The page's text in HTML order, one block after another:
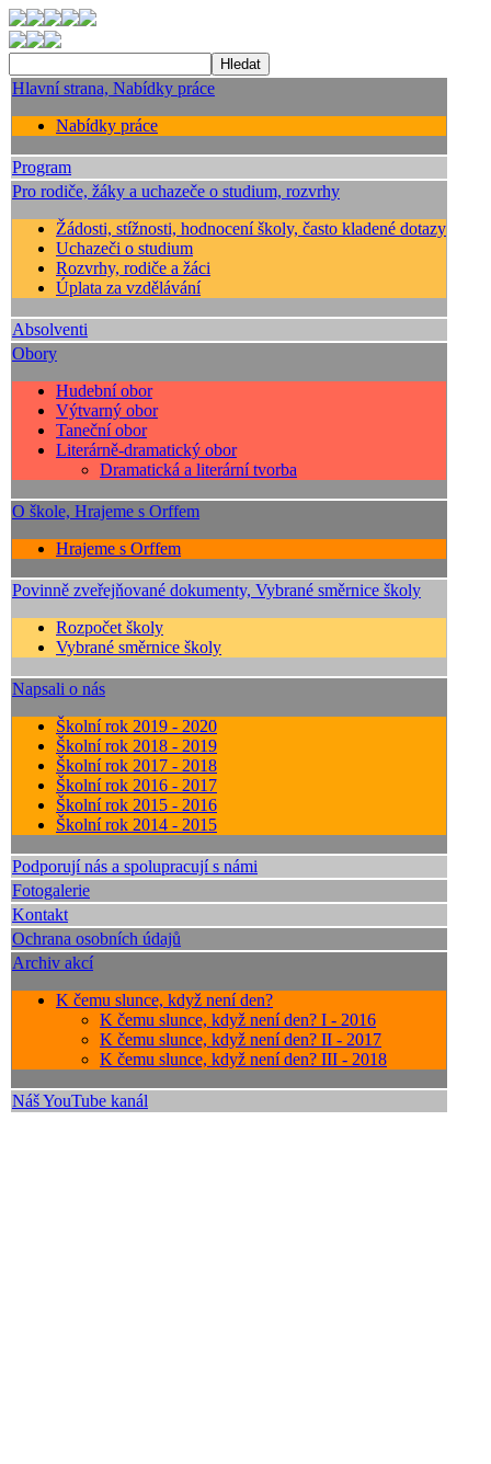
Hlavní strana, Nabídky práce
Nabídky práce
Program
Pro rodiče, žáky a uchazeče o studium, rozvrhy
Žádosti, stížnosti, hodnocení školy, často kladené dotazy
Uchazeči o studium
Rozvrhy, rodiče a žáci
Úplata za vzdělávání
Absolventi
Obory
Hudební obor
Výtvarný obor
Taneční obor
Literárně-dramatický obor
Dramatická a literární tvorba
O škole, Hrajeme s Orffem
Hrajeme s Orffem
Povinně zveřejňované dokumenty, Vybrané směrnice školy
Rozpočet školy
Vybrané směrnice školy
Napsali o nás
Školní rok 2019 - 2020
Školní rok 2018 - 2019
Školní rok 2017 - 2018
Školní rok 2016 - 2017
Školní rok 2015 - 2016
Školní rok 2014 - 2015
Podporují nás a spolupracují s námi
Fotogalerie
Kontakt
Ochrana osobních údajů
Archiv akcí
K čemu slunce, když není den?
K čemu slunce, když není den? I - 2016
K čemu slunce, když není den? II - 2017
K čemu slunce, když není den? III - 2018
Náš YouTube kanál